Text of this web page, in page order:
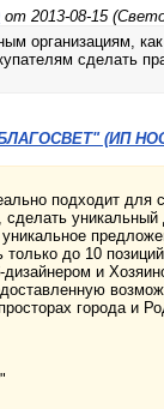
от 2013-08-15
организациям,
сделать
(ИП
подходит для
до 10
и
города и